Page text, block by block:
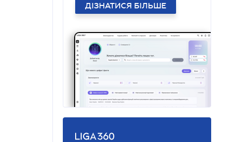
ДІЗНАТИСЯ БІЛЬШЕ